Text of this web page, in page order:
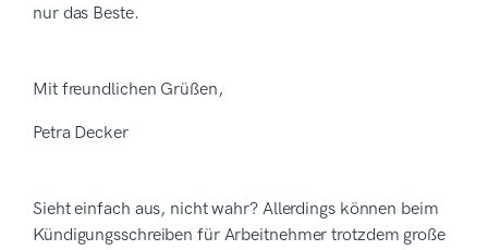
nur das Beste.
Mit freundlichen Grüßen,
Petra Decker
Sieht einfach aus, nicht wahr? Allerdings können beim
Kündigungsschreiben für Arbeitnehmer trotzdem große